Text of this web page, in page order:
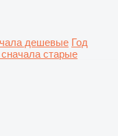
дешевые Год
старые